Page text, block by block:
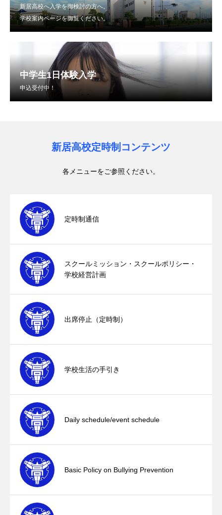
新居高校へ入学を御検討の方へ。
学校案内ページを御覧ください。
中学生1日体験入学
申込受付中！
新居高校定時制コンテンツ
各メニューをご参照ください。
定時制通信
スクールミッション・スクールポリシー・
学校経営計画
出席停止（定時制）
学校生活の手引き
Daily schedule/event schedule
Basic Policy on Bullying Prevention